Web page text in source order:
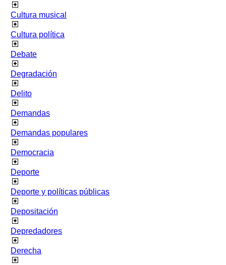
Cultura musical
Cultura política
Debate
Degradación
Delito
Demandas
Demandas populares
Democracia
Deporte
Deporte y políticas públicas
Depositación
Depredadores
Derecha